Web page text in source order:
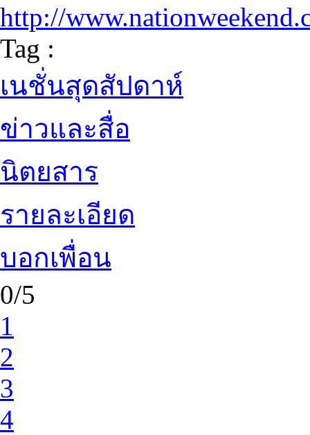
http://
Tag :
เนชั่นสุดสัปดาห์
ข่าวและสื่อ
นิตยสาร
รายละเอียด
บอกเพื่อน
0/5
1
2
3
4